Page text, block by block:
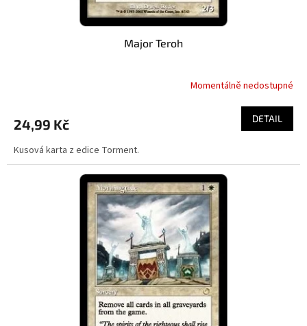
Major Teroh
Momentálně nedostupné
24,99 Kč DETAIL
Kusová karta z edice Torment.